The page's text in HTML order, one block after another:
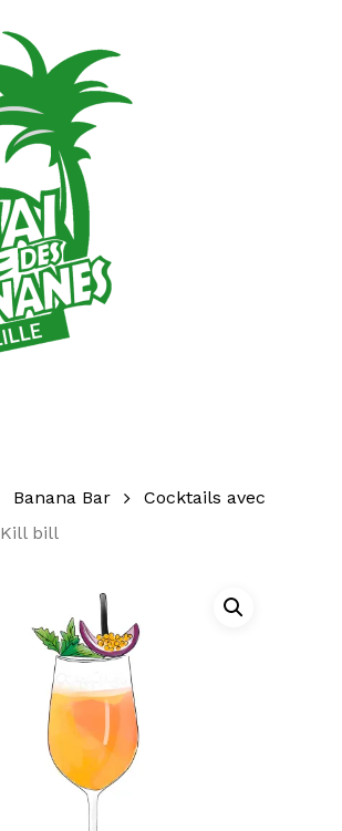
Banana Bar
Cocktails avec
Kill bill